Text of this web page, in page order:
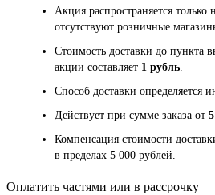
Акция распространяется только
отсутствуют розничные
Стоимость доставки до пункта
акции составляет 1 рубль.
Способ доставки определяется
Действует при сумме заказа от
Компенсация стоимости
в пределах 5 000 рублей.
Оплатить частями или в рассрочку